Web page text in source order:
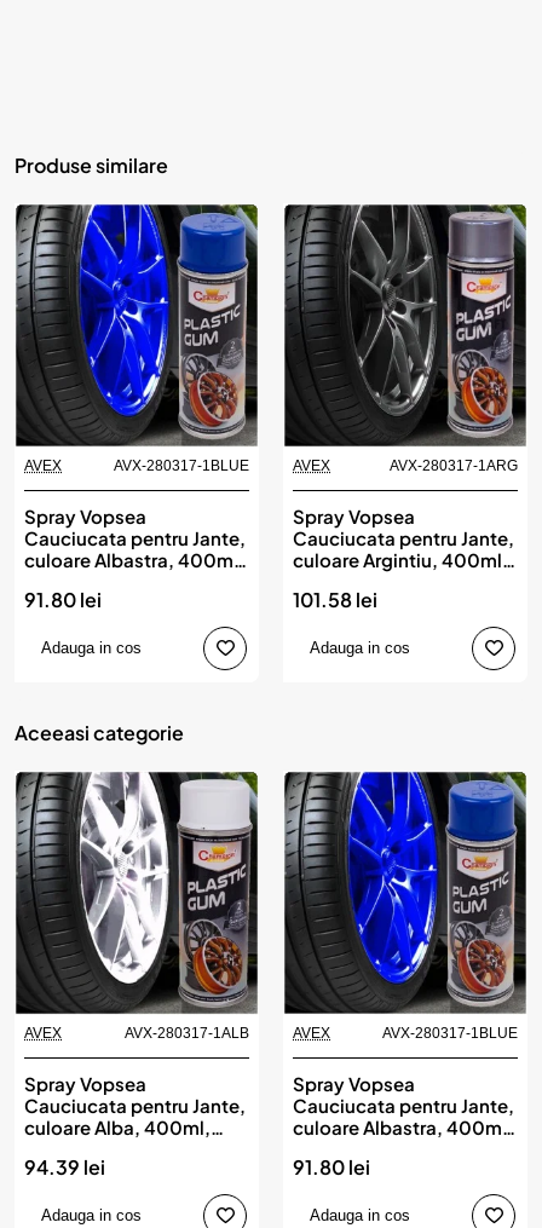
Produse similare
AVEX AVX-280317-1BLUE
Spray Vopsea
Cauciucata pentru Jante,
culoare Albastra, 400ml,
91.80 lei
Adauga in cos
AVEX AVX-280317-1ARG
Spray Vopsea
Cauciucata pentru Jante,
culoare Argintiu, 400ml,
101.58 lei
Adauga in cos
Aceeasi categorie
AVEX AVX-280317-1ALB
Spray Vopsea
Cauciucata pentru Jante,
culoare Alba, 400ml,
94.39 lei
Adauga in cos
AVEX AVX-280317-1BLUE
Spray Vopsea
Cauciucata pentru Jante,
culoare Albastra, 400ml,
91.80 lei
Adauga in cos